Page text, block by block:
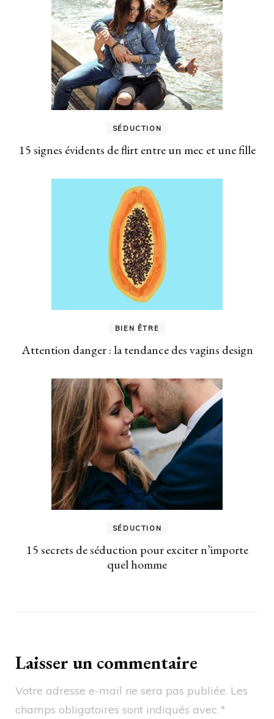
SÉDUCTION
15 signes évidents de flirt entre un mec et une fille
BIEN ÊTRE
Attention danger : la tendance des vagins design
SÉDUCTION
15 secrets de séduction pour exciter n’importe
quel homme
Laisser un commentaire
Votre adresse e-mail ne sera pas publiée. Les
champs obligatoires sont indiqués avec *